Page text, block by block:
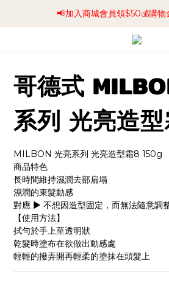
📢加入商城會員領$50💰購物
📢加入商城會員領$50💰購物
全館商品88折🧔‍♂️再享
哥德式
系列 光亮造
MILBON 光亮系列 光亮造型霜8 150g
商品特色
長時間維持濕潤去部扁塌
濕潤的束髮動感
對應 ▶ 不想因造型固定，而無法隨意調
【使用方法】
拭勻於手上至透明狀
乾髮時塗布在欲做出動感處
輕輕的撥弄開再輕柔的塗抹在頭髮上